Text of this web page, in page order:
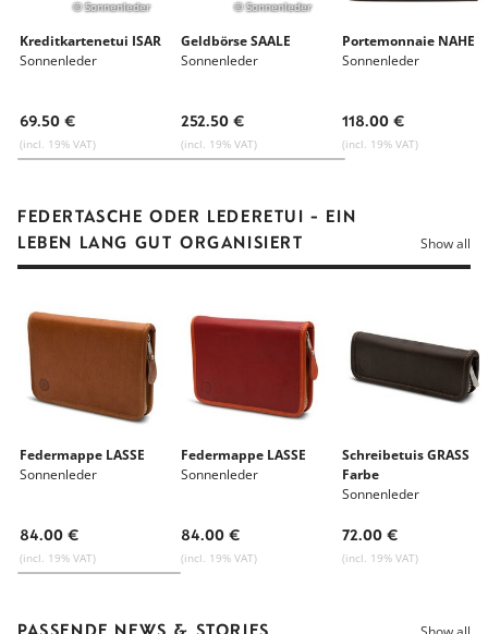
© Sonnenleder
Kreditkartenetui ISAR
Sonnenleder
69.50 €
(incl. 19% VAT)
© Sonnenleder
Geldbörse SAALE
Sonnenleder
252.50 €
(incl. 19% VAT)
Portemonnaie NAHE
Sonnenleder
118.00 €
(incl. 19% VAT)
FEDERTASCHE ODER LEDERETUI - EIN
LEBEN LANG GUT ORGANISIERT
Show all
Federmappe LASSE
Sonnenleder
84.00 €
(incl. 19% VAT)
Federmappe LASSE
Sonnenleder
84.00 €
(incl. 19% VAT)
Schreibetuis GRASS
Farbe
Sonnenleder
72.00 €
(incl. 19% VAT)
PASSENDE NEWS & STORIES